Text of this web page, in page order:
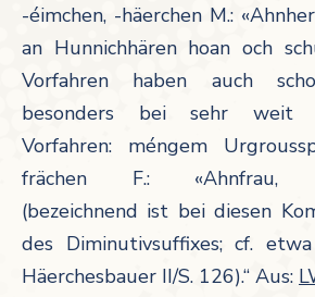
-éimchen, -häerchen M.:
an Hunnichhären hoan och
Vorfahren haben auch
besonders bei sehr weit
Vorfahren: méngem
frächen F.: «Ahnfrau,
(bezeichnend ist bei diesen
des Diminutivsuffixes; cf.
Häerchesbauer II/S. 126).“ Aus: